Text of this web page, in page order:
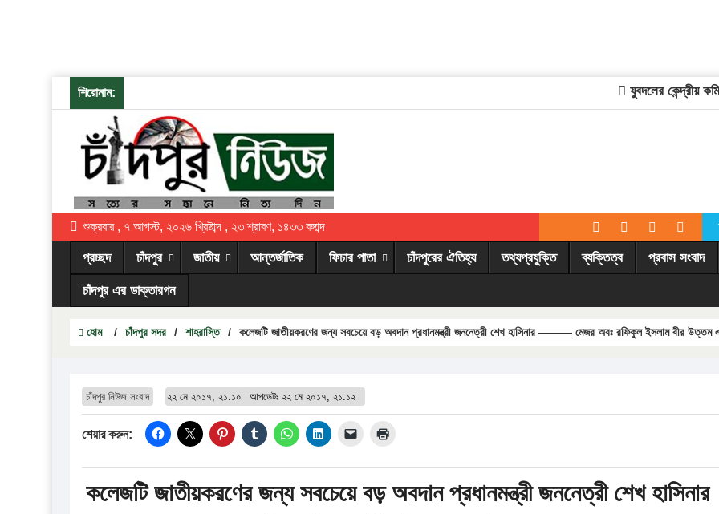
শিরোনাম: যুবদলের কেন্দ্রীয়
শুক্রবার , ৭ আগস্ট, ২০২৬ খ্রিষ্টাব্দ , ২৩ শ্রাবণ, ১৪৩৩ বঙ্গাব্দ
প্রচ্ছদ চাঁদপুর জাতীয় আন্তর্জাতিক ফিচার পাতা চাঁদপুরের ঐতিহ্য তথ্যপ্রযুক্তি ব্যক্তিত্ব প্রবাস সংবাদ
চাঁদপুর এর ডাক্তারগন
হোম / চাঁদপুর সদর / শাহরাস্তি / কলেজটি জাতীয়করণের জন্য সবচেয়ে বড় অবদান প্রধানমন্ত্রী জননেত্রী শেখ হাসিনার ——— মেজর অবঃ রফিকুল ইসলাম বীর উত্তম
চাঁদপুর নিউজ সংবাদ ২২ মে ২০১৭, ২১:১০ আপডেটঃ ২২ মে ২০১৭, ২১:১২
শেয়ার করুন:
কলেজটি জাতীয়করণের জন্য সবচেয়ে বড় অবদান প্রধানমন্ত্রী জননেত্রী শেখ হাসিনার